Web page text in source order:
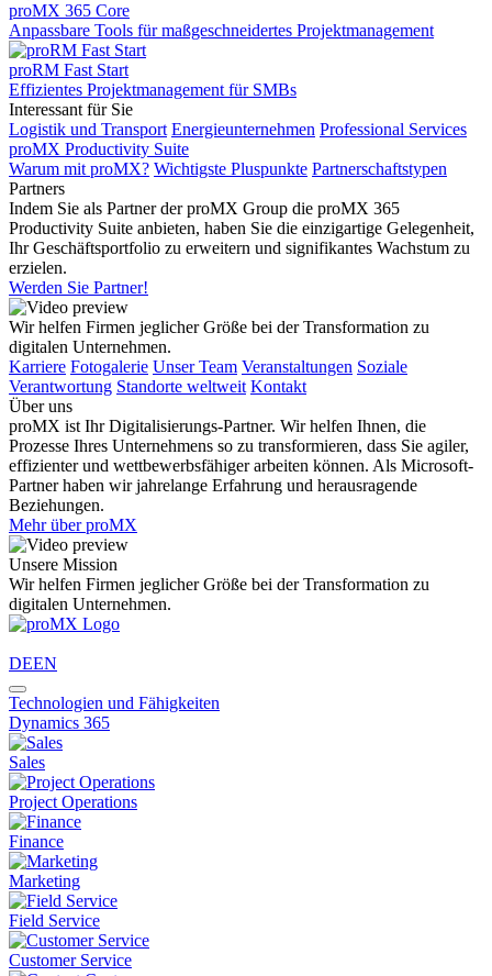
proMX 365 Core
Anpassbare Tools für maßgeschneidertes Projektmanagement
proRM Fast Start
Effizientes Projektmanagement für SMBs
Interessant für Sie
Logistik und Transport Energieunternehmen Professional Services
proMX Productivity Suite
Warum mit proMX? Wichtigste Pluspunkte Partnerschaftstypen
Partners
Indem Sie als Partner der proMX Group die proMX 365
Productivity Suite anbieten, haben Sie die einzigartige Gelegenheit,
Ihr Geschäftsportfolio zu erweitern und signifikantes Wachstum zu
erzielen.
Werden Sie Partner!
Wir helfen Firmen jeglicher Größe bei der Transformation zu
digitalen Unternehmen.
Karriere Fotogalerie Unser Team Veranstaltungen Soziale
Verantwortung Standorte weltweit Kontakt
Über uns
proMX ist Ihr Digitalisierungs-Partner. Wir helfen Ihnen, die
Prozesse Ihres Unternehmens so zu transformieren, dass Sie agiler,
effizienter und wettbewerbsfähiger arbeiten können. Als Microsoft-
Partner haben wir jahrelange Erfahrung und herausragende
Beziehungen.
Mehr über proMX
Unsere Mission
Wir helfen Firmen jeglicher Größe bei der Transformation zu
digitalen Unternehmen.
DEEN
Technologien und Fähigkeiten
Dynamics 365
Sales
Project Operations
Finance
Marketing
Field Service
Customer Service